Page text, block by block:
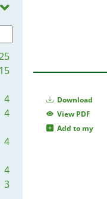
1
1
1
1
1
1
1
4
4
4
4
3
Download
View PDF
Add to my